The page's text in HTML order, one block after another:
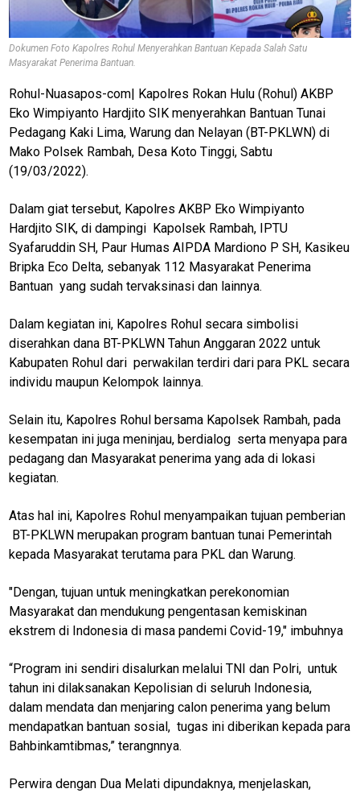
Dokumen Foto Kapolres Rohul Menyerahkan Bantuan Kepada Salah Satu
Masyarakat Penerima Bantuan.
Rohul-Nuasapos-com| Kapolres Rokan Hulu (Rohul) AKBP
Eko Wimpiyanto Hardjito SIK menyerahkan Bantuan Tunai
Pedagang Kaki Lima, Warung dan Nelayan (BT-PKLWN) di
Mako Polsek Rambah, Desa Koto Tinggi, Sabtu
(19/03/2022).
Dalam giat tersebut, Kapolres AKBP Eko Wimpiyanto
Hardjito SIK, di dampingi Kapolsek Rambah, IPTU
Syafaruddin SH, Paur Humas AIPDA Mardiono P SH, Kasikeu
Bripka Eco Delta, sebanyak 112 Masyarakat Penerima
Bantuan yang sudah tervaksinasi dan lainnya.
Dalam kegiatan ini, Kapolres Rohul secara simbolisi
diserahkan dana BT-PKLWN Tahun Anggaran 2022 untuk
Kabupaten Rohul dari perwakilan terdiri dari para PKL secara
individu maupun Kelompok lainnya.
Selain itu, Kapolres Rohul bersama Kapolsek Rambah, pada
kesempatan ini juga meninjau, berdialog serta menyapa para
pedagang dan Masyarakat penerima yang ada di lokasi
kegiatan.
Atas hal ini, Kapolres Rohul menyampaikan tujuan pemberian
BT-PKLWN merupakan program bantuan tunai Pemerintah
kepada Masyarakat terutama para PKL dan Warung.
"Dengan, tujuan untuk meningkatkan perekonomian
Masyarakat dan mendukung pengentasan kemiskinan
ekstrem di Indonesia di masa pandemi Covid-19," imbuhnya
“Program ini sendiri disalurkan melalui TNI dan Polri, untuk
tahun ini dilaksanakan Kepolisian di seluruh Indonesia,
dalam mendata dan menjaring calon penerima yang belum
mendapatkan bantuan sosial, tugas ini diberikan kepada para
Bahbinkamtibmas,” terangnnya.
Perwira dengan Dua Melati dipundaknya, menjelaskan,